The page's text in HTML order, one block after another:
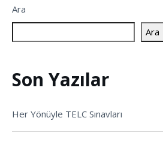
Ara
Ara
Son Yazılar
Her Yönüyle TELC Sınavları